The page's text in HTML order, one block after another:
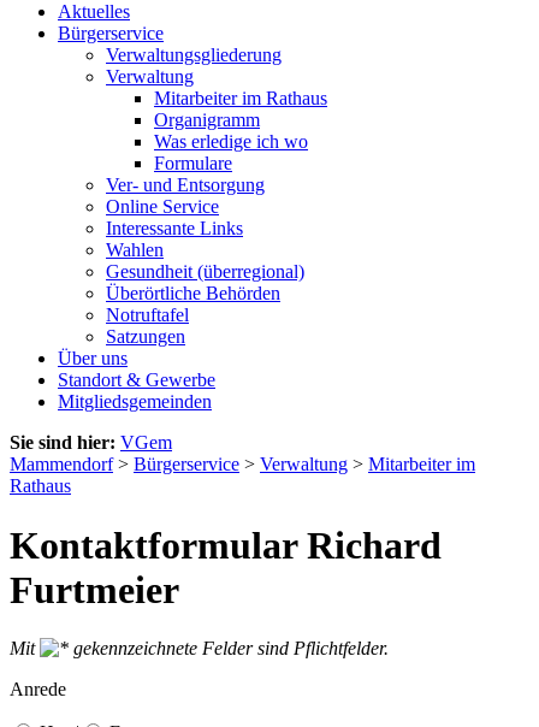
Aktuelles
Bürgerservice
Verwaltungsgliederung
Verwaltung
Mitarbeiter im Rathaus
Organigramm
Was erledige ich wo
Formulare
Ver- und Entsorgung
Online Service
Interessante Links
Wahlen
Gesundheit (überregional)
Überörtliche Behörden
Notruftafel
Satzungen
Über uns
Standort & Gewerbe
Mitgliedsgemeinden
Sie sind hier: VGem
Mammendorf> Bürgerservice > Verwaltung > Mitarbeiter im
Rathaus
Kontaktformular Richard
Furtmeier
Mit
gekennzeichnete Felder sind Pflichtfelder.
Anrede